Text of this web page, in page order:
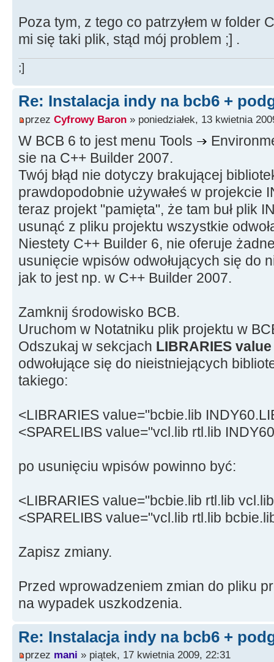
Poza tym, z tego co patrzyłem w folder
mi się taki plik, stąd mój problem ;] .
;]
Re: Instalacja indy na bcb6 +
przez Cyfrowy Baron » poniedziałek, 13 kwietnia
W BCB 6 to jest menu Tools
sie na C++ Builder 2007.
Twój błąd nie dotyczy brakującej
prawdopodobnie używałeś w projekcie
teraz projekt "pamięta", że tam buł plik
usunąć z pliku projektu wszystkie
Niestety C++ Builder 6, nie oferuje
usunięcie wpisów odwołujących się do
jak to jest np. w C++ Builder 2007.
Zamknij środowisko BCB.
Uruchom w Notatniku plik projektu w
Odszukaj w sekcjach LIBRARIES value
odwołujące się do nieistniejących
takiego:
<LIBRARIES value="bcbie.lib
<SPARELIBS value="vcl.lib rtl.lib
po usunięciu wpisów powinno być:
<LIBRARIES value="bcbie.lib rtl.lib
<SPARELIBS value="vcl.lib rtl.lib
Zapisz zmiany.
Przed wprowadzeniem zmian do pliku
na wypadek uszkodzenia.
Re: Instalacja indy na bcb6 +
przez mani » piątek, 17 kwietnia 2009, 22:31